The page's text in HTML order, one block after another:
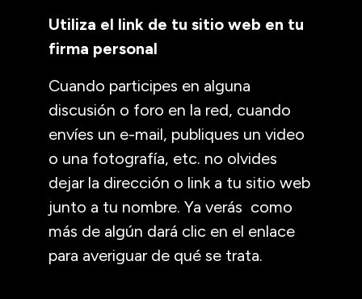
Utiliza el link de tu sitio web en tu
firma personal
Cuando participes en alguna
discusión o foro en la red, cuando
envíes un e-mail, publiques un video
o una fotografía, etc. no olvides
dejar la dirección o link a tu sitio web
junto a tu nombre. Ya verás como
más de algún dará clic en el enlace
para averiguar de qué se trata.